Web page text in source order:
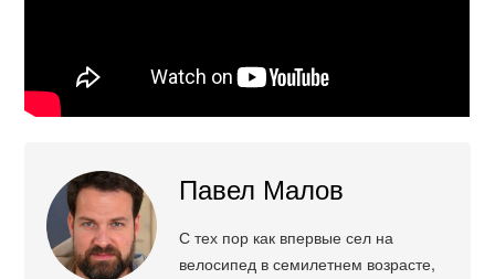
Павел Малов
С тех пор как впервые сел на
велосипед в семилетнем возрасте,